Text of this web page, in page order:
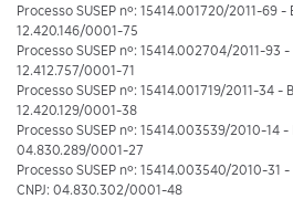
Processo SUSEP nº: 15414.001720/2011-69 -
12.420.146/0001-75
Processo SUSEP nº: 15414.002704/2011-93
12.412.757/0001-71
Processo SUSEP nº: 15414.001719/2011-34 -
12.420.129/0001-38
Processo SUSEP nº: 15414.003539/2010-14
04.830.289/0001-27
Processo SUSEP nº: 15414.003540/2010-31
CNPJ: 04.830.302/0001-48